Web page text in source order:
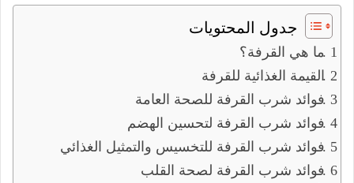
جدول المحتويات
ما هي القرفة؟
القيمة الغذائية للقرفة
فوائد شرب القرفة للصحة العامة
فوائد شرب القرفة لتحسين الهضم
فوائد شرب القرفة للتخسيس والتمثيل الغذائي
فوائد شرب القرفة لصحة القلب